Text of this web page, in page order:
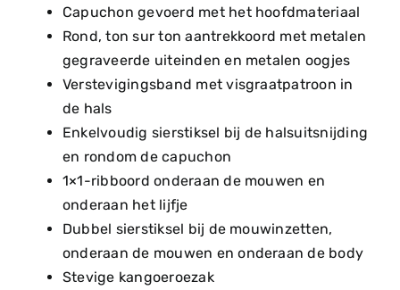
Capuchon gevoerd met het hoofdmateriaal
Rond, ton sur ton aantrekkoord met metalen
gegraveerde uiteinden en metalen oogjes
Verstevigingsband met visgraatpatroon in
de hals
Enkelvoudig sierstiksel bij de halsuitsnijding
en rondom de capuchon
1×1-ribboord onderaan de mouwen en
onderaan het lijfje
Dubbel sierstiksel bij de mouwinzetten,
onderaan de mouwen en onderaan de body
Stevige kangoeroezak